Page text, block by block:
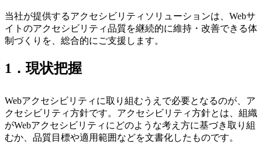
当社が提供するアクセシビリティソリューションは、Webサ
イトのアクセシビリティ品質を継続的に維持・改善できる体
制づくりを、総合的にご支援します。
1．現状把握
Webアクセシビリティに取り組むうえで必要となるのが、ア
クセシビリティ方針です。アクセシビリティ方針とは、組織
がWebアクセシビリティにどのような考え方に基づき取り組
むか、品質目標や適用範囲などを文書化したものです。